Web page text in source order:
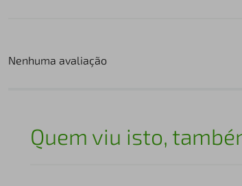
Nenhuma avaliação
Quem viu isto,